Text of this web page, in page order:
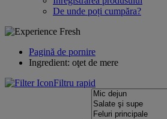
De unde poți cumpăra?
Pagină de pornire
Ingredient: oţet de mere
Filtru rapid